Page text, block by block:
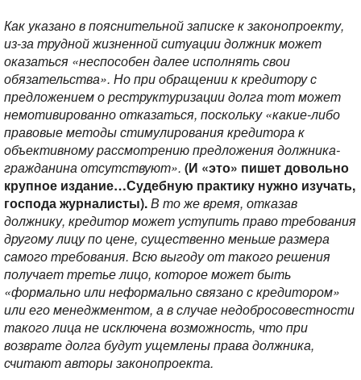
Как указано в пояснительной записке к законопроекту,
из-за трудной жизненной ситуации должник может
оказаться «неспособен далее исполнять свои
обязательства». Но при обращении к кредитору с
предложением о реструктуризации долга тот может
немотивированно отказаться, поскольку «какие-либо
правовые методы стимулирования кредитора к
объективному рассмотрению предложения должника-
гражданина отсутствуют». (И «это» пишет довольно
крупное издание…Судебную практику нужно изучать,
господа журналисты).В то же время, отказав
должнику, кредитор может уступить право требования
другому лицу по цене, существенно меньше размера
самого требования. Всю выгоду от такого решения
получает третье лицо, которое может быть
«формально или неформально связано с кредитором»
или его менеджментом, а в случае недобросовестности
такого лица не исключена возможность, что при
возврате долга будут ущемлены права должника,
считают авторы законопроекта.